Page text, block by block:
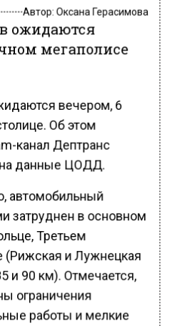
Автор: Оксана Герасимова
ожидаются
мегаполисе
вечером, 6
Об этом
канал Дептранс
данные ЦОДД.
автомобильный
затруднен в основном
Третьем
(Рижская и Лужнецкая
90 км). Отмечается,
ограничения
работы и мелкие